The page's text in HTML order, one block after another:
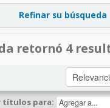
Refinar su búsqueda
retornó 4
títulos para: